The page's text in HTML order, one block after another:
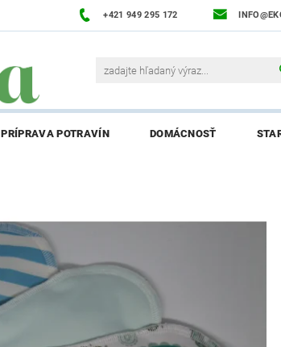
+421 949 295 172
PRÍPRAVA POTRAVÍN DOMÁCNOSŤ